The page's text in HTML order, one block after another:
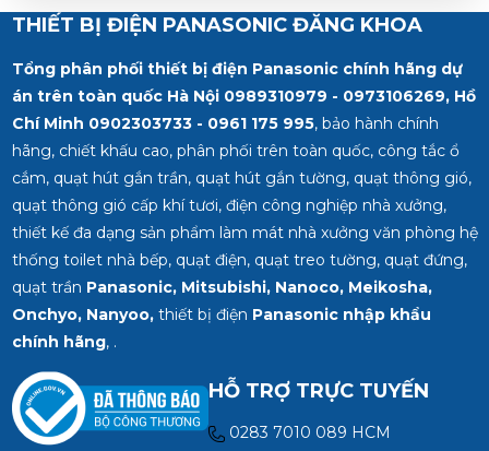
THIẾT BỊ ĐIỆN PANASONIC ĐĂNG KHOA
Tổng phân phối thiết bị điện Panasonic chính hãng dự
án trên toàn quốc Hà Nội 0989310979 - 0973106269, Hồ
Chí Minh 0902303733 - 0961 175 995, bảo hành chính
hãng, chiết khấu cao, phân phối trên toàn quốc, công tắc ổ
cắm, quạt hút gắn trần, quạt hút gắn tường, quạt thông gió,
quạt thông gió cấp khí tươi, điện công nghiệp nhà xưởng,
thiết kế đa dạng sản phẩm làm mát nhà xưởng văn phòng hệ
thống toilet nhà bếp, quạt điện, quạt treo tường, quạt đứng,
quạt trần Panasonic, Mitsubishi, Nanoco, Meikosha,
Onchyo, Nanyoo,thiết bị điện Panasonic nhập khẩu
chính hãng, .
HỖ TRỢ TRỰC TUYẾN
0283 7010 089 HCM